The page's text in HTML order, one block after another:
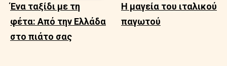
Ένα ταξίδι με τη
φέτα: Από την Ελλάδα
στο πιάτο σας
Η μαγεία του ιταλικού
παγωτού